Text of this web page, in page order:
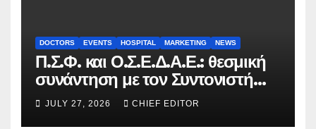
DOCTORS EVENTS HOSPITAL MARKETING NEWS
Π.Σ.Φ. και Ο.Σ.Ε.Δ.Α.Ε.: θεσμική
συνάντηση με τον Συντονιστή
του Γραφείου του
Πρωθυπουργού
JULY 27, 2026 CHIEF EDITOR